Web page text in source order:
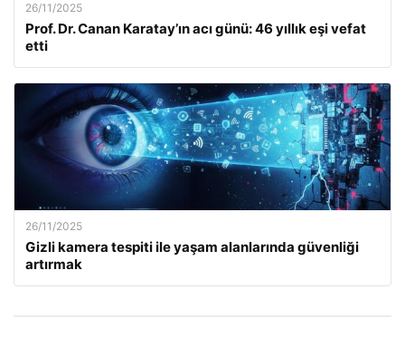
26/11/2025
Prof. Dr. Canan Karatay’ın acı günü: 46 yıllık eşi vefat
etti
26/11/2025
Gizli kamera tespiti ile yaşam alanlarında güvenliği
artırmak